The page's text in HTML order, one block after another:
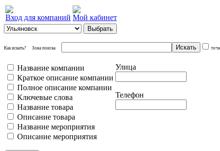
Вход для компаний Мой кабинет
Как искать? Зона поиска
Название компании
Краткое описание компании
Полное описание компании
Ключевые слова
Название товара
Описание товара
Название мероприятия
Описание мероприятия
Улица
Телефон